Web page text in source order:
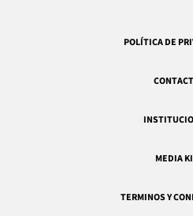
POLÍTICA DE
MEDIA
TERMINOS Y